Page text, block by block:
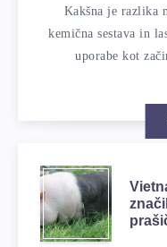
Kakšna je razlika
kemična sestava in
uporabe kot